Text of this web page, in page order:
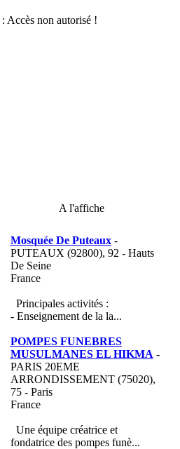
A l'affiche
Mosquée De Puteaux-
PUTEAUX (92800), 92 - Hauts
De Seine
France
Principales activités :
- Enseignement de la la...
POMPES FUNEBRES
MUSULMANES EL HIKMA -
PARIS 20EME
ARRONDISSEMENT (75020),
75 - Paris
France
Une équipe créatrice et
fondatrice des pompes funè...